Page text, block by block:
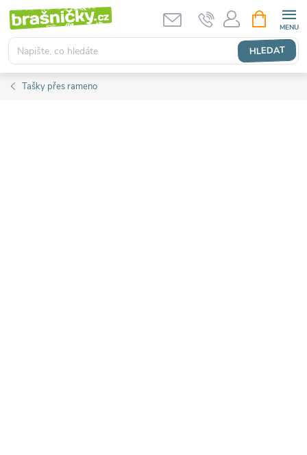
Přejít
obsah
HLEDAT
NÁKUPNÍ
KOŠÍK
Tašky přes rameno